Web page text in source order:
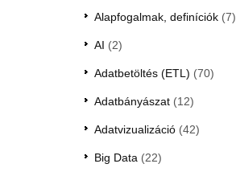
Alapfogalmak, definíciók(7)
AI (2)
Adatbetöltés (ETL) (70)
Adatbányászat(12)
Adatvizualizáció(42)
Big Data (22)